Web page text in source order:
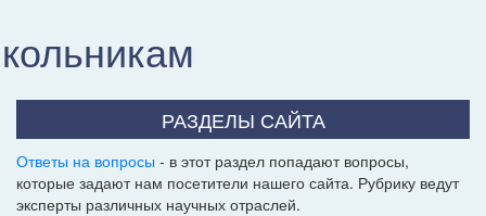
РАЗДЕЛЫ САЙТА
Ответы на вопросы - в этот раздел попадают вопросы,
которые задают нам посетители нашего сайта. Рубрику ведут
эксперты различных научных отраслей.